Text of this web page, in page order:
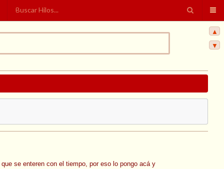
se enteren con el tiempo, por eso lo pongo acá y
▲
▼